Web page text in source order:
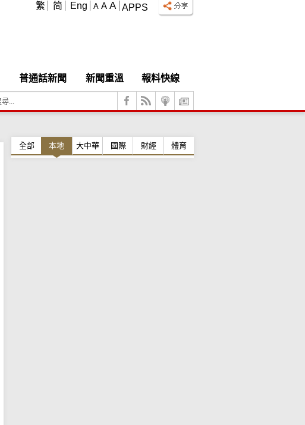
APPS
A A A
繁 简 Eng
普通話新聞 新聞重溫
報料快線
全部 本地 大中華 國際 財經 體育